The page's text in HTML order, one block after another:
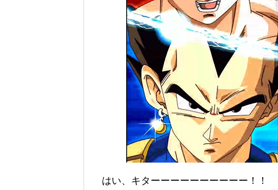
はい、キターーーーーーーーーー！！